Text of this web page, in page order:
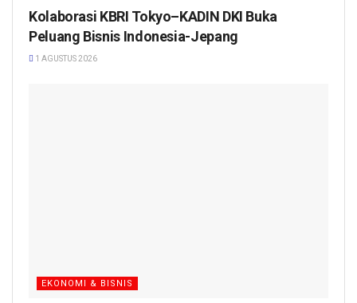
Kolaborasi KBRI Tokyo–KADIN DKI Buka
Peluang Bisnis Indonesia-Jepang
1 AGUSTUS 2026
EKONOMI & BISNIS